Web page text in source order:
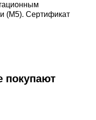
(М5). Сертификат
покупают